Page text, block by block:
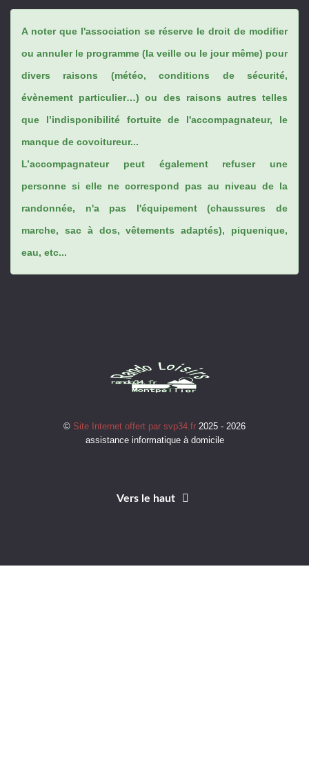
A noter que l'association se réserve le droit de modifier
ou annuler le programme (la veille ou le jour même) pour
divers raisons (météo, conditions de sécurité,
évènement particulier…) ou des raisons autres telles
que l’indisponibilité fortuite de l'accompagnateur, le
manque de covoitureur...
L’accompagnateur peut également refuser une
personne si elle ne correspond pas au niveau de la
randonnée, n'a pas l'équipement (chaussures de
marche, sac à dos, vêtements adaptés), piquenique,
eau, etc...
© Site Internet offert par svp34.fr 2025 - 2026
assistance informatique à domicile
Vers le haut